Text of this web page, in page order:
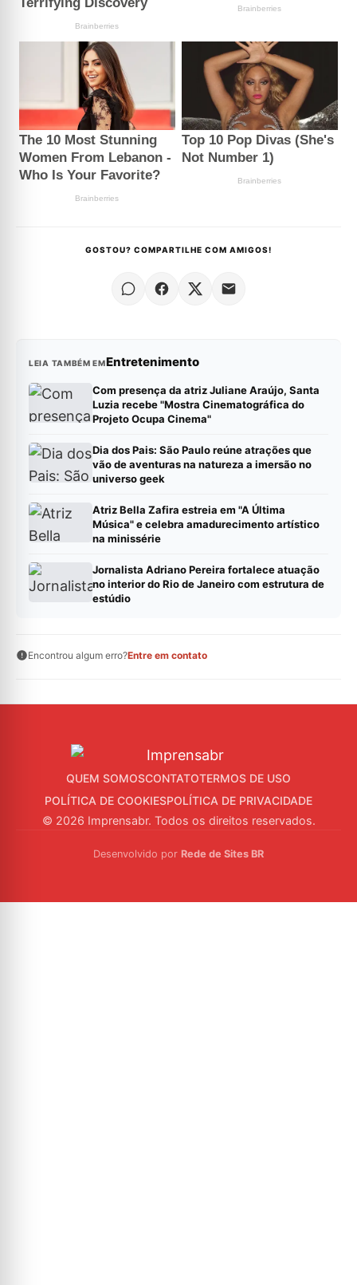
GOSTOU? COMPARTILHE COM AMIGOS!
LEIA TAMBÉM EMEntretenimento
Com presença da atriz Juliane Araújo, Santa
Luzia recebe "Mostra Cinematográfica do
Projeto Ocupa Cinema"
Dia dos Pais: São Paulo reúne atrações que
vão de aventuras na natureza a imersão no
universo geek
Atriz Bella Zafira estreia em "A Última
Música" e celebra amadurecimento artístico
na minissérie
Jornalista Adriano Pereira fortalece atuação
no interior do Rio de Janeiro com estrutura de
estúdio
Encontrou algum erro?Entre em contato
QUEM SOMOSCONTATOTERMOS DE USO
POLÍTICA DE COOKIESPOLÍTICA DE PRIVACIDADE
© 2026 Imprensabr. Todos os direitos reservados.
Desenvolvido por Rede de Sites BR